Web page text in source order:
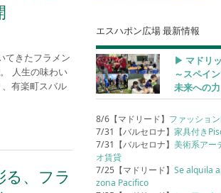
てきたフラメン
人生の味わい
有楽町スバル
る、フラ
エスハポン広場 最新情報
▶︎ マドリ
～スペイ
未来への
8/6【マドリード】 ファッショ
7/31【バルセロナ】家具付き
7/31【バルセロナ】美術系アー
オ賃貸
7/25【マドリード】Se alquila
zona Pacifico